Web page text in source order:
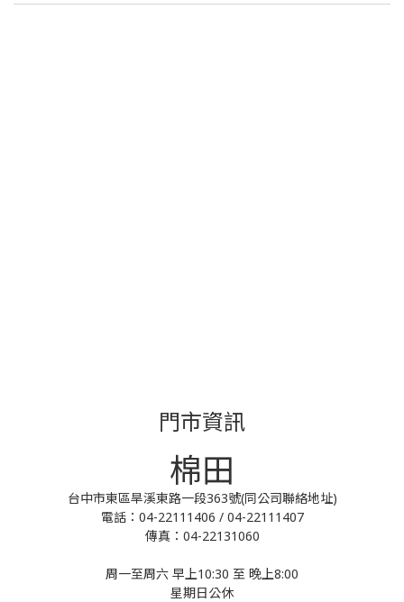
門市資訊
棉田
台中市東區旱溪東路一段363號(同公司聯絡地址)
電話：04-22111406 / 04-22111407
傳真：04-22131060
周一至周六 早上10:30 至 晚上8:00
星期日公休